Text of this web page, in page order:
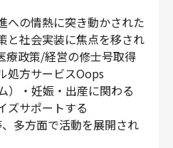
への情熱に突き動かされた
と社会実装に焦点を移され
療政策/経営の修士号取得
処方サービスOops
）・妊娠・出産に関わる
ズサポートする
多方面で活動を展開され